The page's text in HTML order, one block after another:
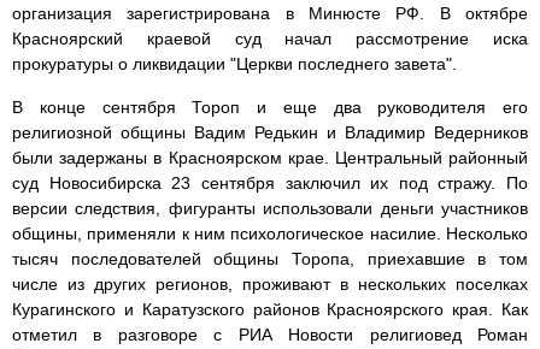
организация зарегистрирована в Минюсте РФ. В октябре
Красноярский краевой суд начал рассмотрение иска
прокуратуры о ликвидации "Церкви последнего завета".
В конце сентября Тороп и еще два руководителя его
религиозной общины Вадим Редькин и Владимир Ведерников
были задержаны в Красноярском крае. Центральный районный
суд Новосибирска 23 сентября заключил их под стражу. По
версии следствия, фигуранты использовали деньги участников
общины, применяли к ним психологическое насилие. Несколько
тысяч последователей общины Торопа, приехавшие в том
числе из других регионов, проживают в нескольких поселках
Курагинского и Каратузского районов Красноярского края. Как
отметил в разговоре с РИА Новости религиовед Роман